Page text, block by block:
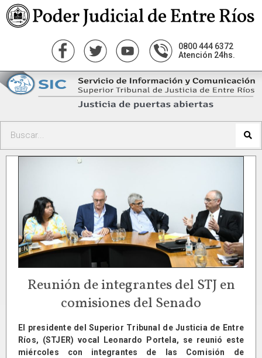
0800 444 6372
Atención 24hs.
Reunión de integrantes del STJ en
comisiones del Senado
El presidente del Superior Tribunal de Justicia de Entre
Ríos, (STJER) vocal Leonardo Portela, se reunió este
miércoles con integrantes de las Comisión de